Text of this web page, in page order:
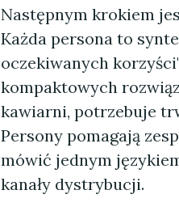
Następnym krokiem
Każda persona to
oczekiwanych
kompaktowych
kawiarni, potrzebuje
Persony pomagają
mówić jednym
kanały dystrybucji.